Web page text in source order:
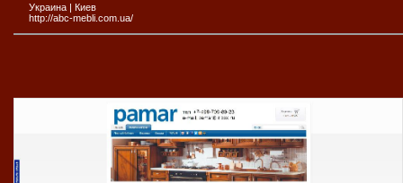
Украина | Киев
http://abc-mebli.com.ua/